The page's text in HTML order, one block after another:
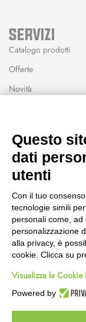
SERVIZI
Catalogo prodotti
Offerte
Novità
Wishlist
CEP GREEN
Fanano (MO)
059 8676485
349 9202419
388 8659473
Orario
Dal lunedì al venerdì
8:00 – 12:30 / 13:30
8:30 – 12:30 /
Questo
dati
utenti
Con il tuo
tecnologie simili
personali come, ad
personalizzazione
alla privacy, è
cookie. Clicca su
Visualizza la Cookie
Powered by